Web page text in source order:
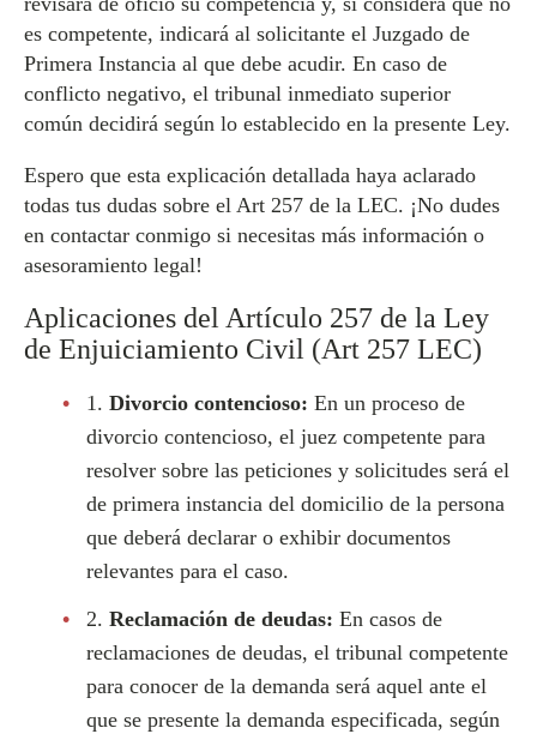
es competente, indicará al solicitante el Juzgado de
Primera Instancia al que debe acudir. En caso de
conflicto negativo, el tribunal inmediato superior
común decidirá según lo establecido en la presente Ley.
Espero que esta explicación detallada haya aclarado
todas tus dudas sobre el Art 257 de la LEC. ¡No dudes
en contactar conmigo si necesitas más información o
asesoramiento legal!
Aplicaciones del Artículo 257 de la Ley
de Enjuiciamiento Civil (Art 257 LEC)
1. Divorcio contencioso: En un proceso de
divorcio contencioso, el juez competente para
resolver sobre las peticiones y solicitudes será el
de primera instancia del domicilio de la persona
que deberá declarar o exhibir documentos
relevantes para el caso.
2. Reclamación de deudas: En casos de
reclamaciones de deudas, el tribunal competente
para conocer de la demanda será aquel ante el
que se presente la demanda especificada, según